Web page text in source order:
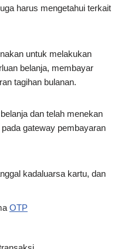
harus mengetahui terkait
untuk melakukan
belanja, membayar
tagihan bulanan.
dan telah menekan
gateway pembayaran
kadaluarsa kartu, dan
OTP